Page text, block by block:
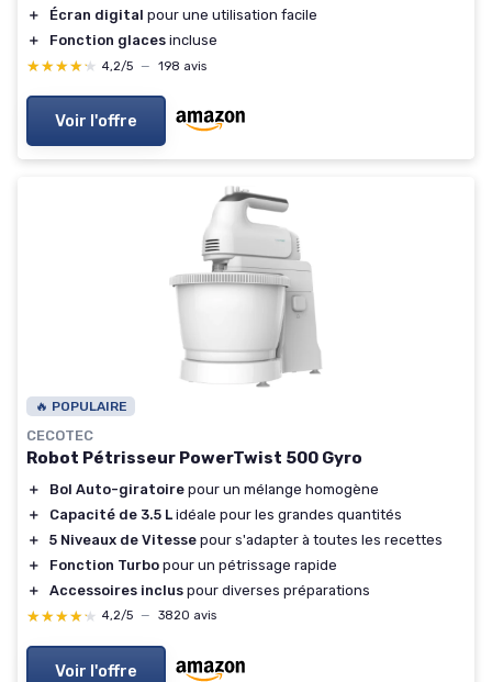
＋
Écran digital pour une utilisation facile
＋
Fonction glaces incluse
★★★★★
★★★★★ 4,2/5 — 198 avis
Voir l'offre
🔥 POPULAIRE
CECOTEC
Robot Pétrisseur PowerTwist 500 Gyro
＋ Bol Auto-giratoire pour un mélange homogène
＋
Capacité de 3.5 L idéale pour les grandes quantités
＋
5 Niveaux de Vitesse pour s'adapter à toutes les recettes
＋
Fonction Turbo pour un pétrissage rapide
＋
Accessoires inclus pour diverses préparations
★★★★★
★★★★★ 4,2/5 — 3820 avis
Voir l'offre